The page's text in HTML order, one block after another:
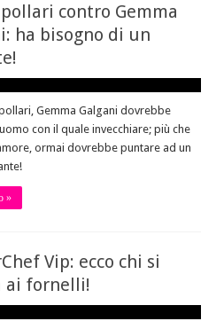
contro Gemma
ha bisogno di un
Gemma Galgani dovrebbe
con il quale invecchiare; più che
ormai dovrebbe puntare ad un
»
Vip: ecco chi si
ai fornelli!